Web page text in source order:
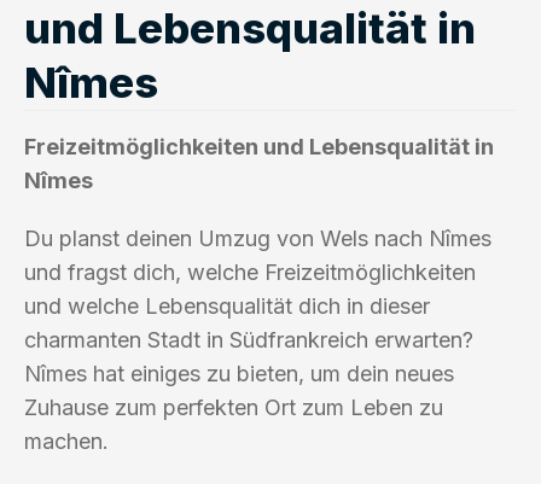
und Lebensqualität in
Nîmes
Freizeitmöglichkeiten und Lebensqualität in
Nîmes
Du planst deinen Umzug von Wels nach Nîmes
und fragst dich, welche Freizeitmöglichkeiten
und welche Lebensqualität dich in dieser
charmanten Stadt in Südfrankreich erwarten?
Nîmes hat einiges zu bieten, um dein neues
Zuhause zum perfekten Ort zum Leben zu
machen.